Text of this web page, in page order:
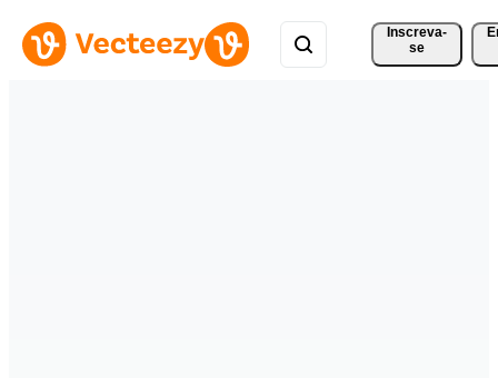
Inscreva-
se